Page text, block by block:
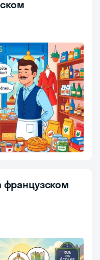
французском